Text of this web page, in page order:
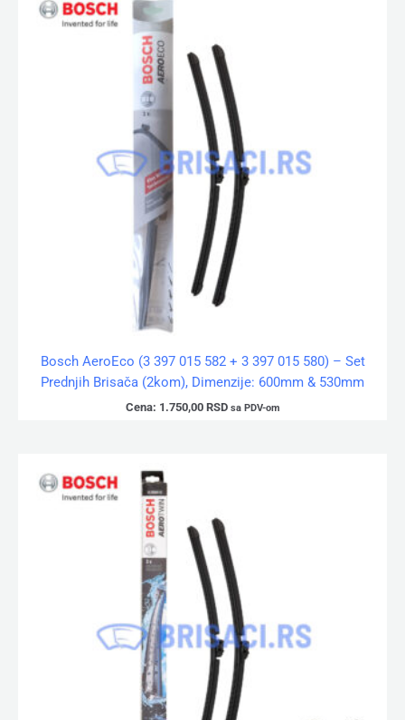
Bosch AeroEco (3 397 015 582 + 3 397 015 580) – Set
Prednjih Brisača (2kom), Dimenzije: 600mm & 530mm
Cena: 1.750,00 RSD sa PDV-om